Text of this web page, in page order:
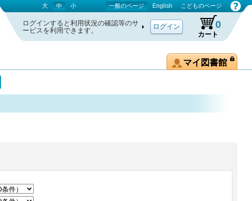
大 中 小 一般のページ English こどものページ
ログインすると利用状況の確認等のサ
ービスを利用できます。
カート
0
マイ図書館